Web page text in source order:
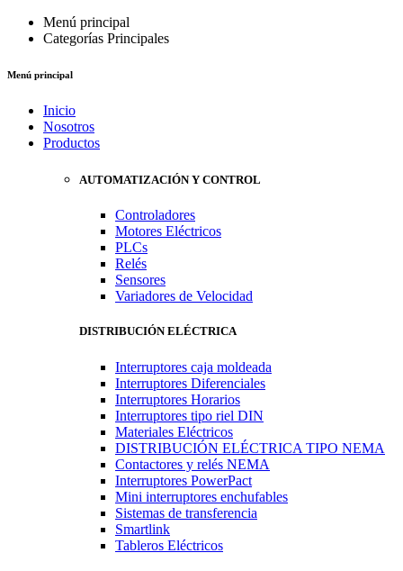
Menú principal
Categorías Principales
Menú principal
Inicio
Nosotros
Productos
AUTOMATIZACIÓN Y CONTROL
Controladores
Motores Eléctricos
PLCs
Relés
Sensores
Variadores de Velocidad
DISTRIBUCIÓN ELÉCTRICA
Interruptores caja moldeada
Interruptores Diferenciales
Interruptores Horarios
Interruptores tipo riel DIN
Materiales Eléctricos
DISTRIBUCIÓN ELÉCTRICA TIPO NEMA
Contactores y relés NEMA
Interruptores PowerPact
Mini interruptores enchufables
Sistemas de transferencia
Smartlink
Tableros Eléctricos